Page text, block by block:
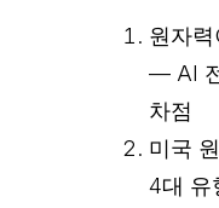
원자
— AI
차점
미국
4대 유